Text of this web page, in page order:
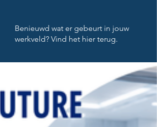
Benieuwd wat er gebeurt in jouw
werkveld? Vind het hier terug.